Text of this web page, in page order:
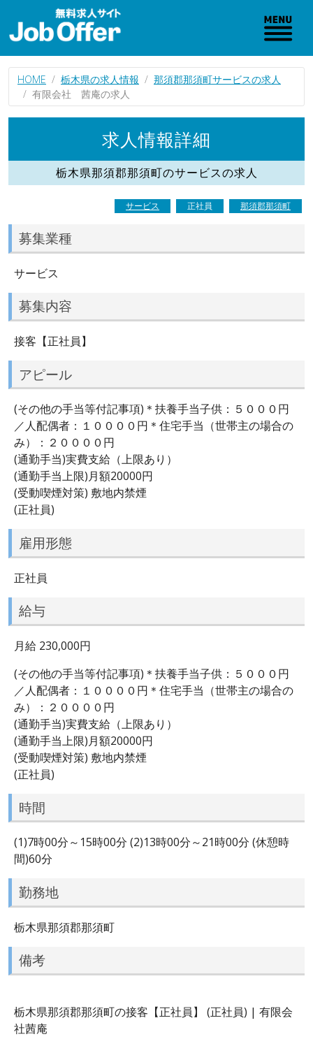
HOME 栃木県の求人情報
那須郡那須町サービスの求人
有限会社 茜庵の求人
求人情報詳細
栃木県那須郡那須町のサービスの求人
サービス 正社員 那須郡那須町
募集業種
サービス
募集内容
接客【正社員】
アピール
(その他の手当等付記事項)＊扶養手当子供：５０００円
／人配偶者：１００００円＊住宅手当（世帯主の場合の
み）：２００００円
(通勤手当)実費支給（上限あり）
(通勤手当上限)月額20000円
(受動喫煙対策) 敷地内禁煙
(正社員)
雇用形態
正社員
給与
月給 230,000円
(その他の手当等付記事項)＊扶養手当子供：５０００円
／人配偶者：１００００円＊住宅手当（世帯主の場合の
み）：２００００円
(通勤手当)実費支給（上限あり）
(通勤手当上限)月額20000円
(受動喫煙対策) 敷地内禁煙
(正社員)
時間
(1)7時00分～15時00分 (2)13時00分～21時00分 (休憩時
間)60分
勤務地
栃木県那須郡那須町
備考
栃木県那須郡那須町の接客【正社員】 (正社員) | 有限会
社茜庵